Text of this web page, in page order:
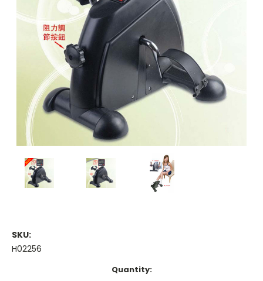
SKU:
H02256
Quantity: